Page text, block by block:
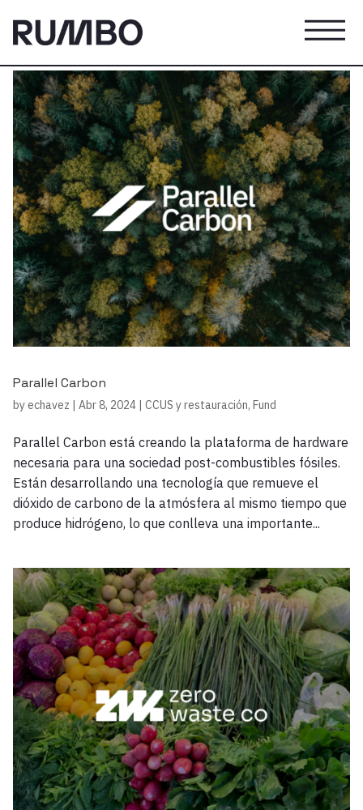
Parallel Carbon
by echavez | Abr 8, 2024| CCUS y restauración, Fund
Parallel Carbon está creando la plataforma de hardware
necesaria para una sociedad post-combustibles fósiles.
Están desarrollando una tecnología que remueve el
dióxido de carbono de la atmósfera al mismo tiempo que
produce hidrógeno, lo que conlleva una importante...